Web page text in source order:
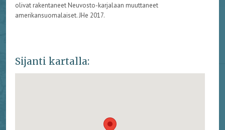
olivat rakentaneet Neuvosto-karjalaan muuttaneet
amerikansuomalaiset. JHe 2017.
Sijanti kartalla: